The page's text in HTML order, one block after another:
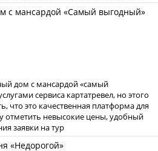
дом с мансардой «самый
сервиса картатревел, но этого
что это качественная платформа для
отметить невысокие цены, удобный
заявки на тур